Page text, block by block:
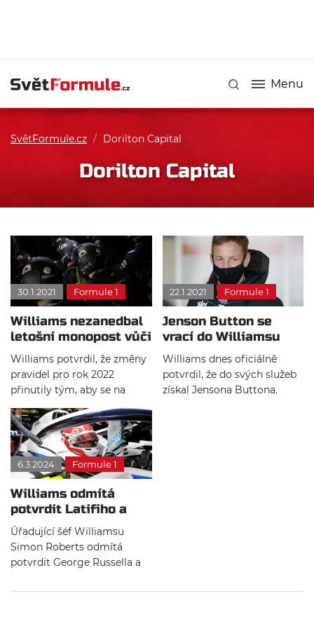
Menu
SvětFormule.cz / Dorilton Capital
Dorilton Capital
30.1.2021 Formule 1
Williams nezanedbal
letošní monopost vůči
roku 2022
Williams potvrdil, že změny
pravidel pro rok 2022
přinutily tým, aby se na
klíčový rok více zaměřil.
Zároveň upozorňuje, že tím
nebude trpět letošní vůz.
Nové peníze od Dorilton
Capital vývoj více usnadní.
22.1.2021 Formule 1
Jenson Button se
vrací do Williamsu
jako poradce
Williams dnes oficiálně
potvrdil, že do svých služeb
získal Jensona Buttona.
6.3.2024 Formule 1
Williams odmítá
potvrdit Latifiho a
Russella pro příští
rok
Úřadující šéf Williamsu
Simon Roberts odmítá
potvrdit George Russella a
2021. Nicméně tvrdí, že plány